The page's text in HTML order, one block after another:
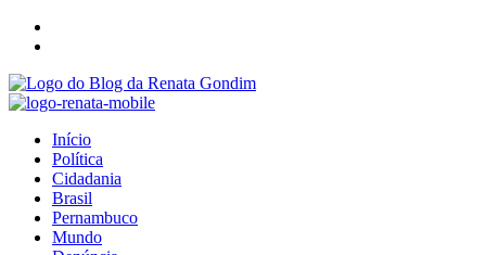
Início
Política
Cidadania
Brasil
Pernambuco
Mundo